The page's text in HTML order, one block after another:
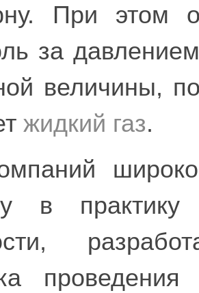
При этом
за
величины,
жидкий газ.
в
проведения